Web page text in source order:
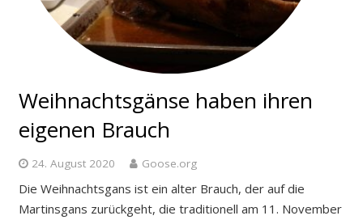
Weihnachtsgänse haben ihren
eigenen Brauch
24. August 2020 Goose.org
Die Weihnachtsgans ist ein alter Brauch, der auf die
Martinsgans zurückgeht, die traditionell am 11. November